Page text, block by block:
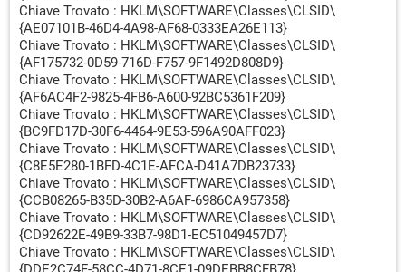
Chiave Trovato : HKLM\SOFTWARE\Classes\CLSID\
{AE07101B-46D4-4A98-AF68-0333EA26E113}
Chiave Trovato : HKLM\SOFTWARE\Classes\CLSID\
{AF175732-0D59-716D-F757-9F1492D808D9}
Chiave Trovato : HKLM\SOFTWARE\Classes\CLSID\
{AF6AC4F2-9825-4FB6-A600-92BC5361F209}
Chiave Trovato : HKLM\SOFTWARE\Classes\CLSID\
{BC9FD17D-30F6-4464-9E53-596A90AFF023}
Chiave Trovato : HKLM\SOFTWARE\Classes\CLSID\
{C8E5E280-1BFD-4C1E-AFCA-D41A7DB23733}
Chiave Trovato : HKLM\SOFTWARE\Classes\CLSID\
{CCB08265-B35D-30B2-A6AF-6986CA957358}
Chiave Trovato : HKLM\SOFTWARE\Classes\CLSID\
{CD92622E-49B9-33B7-98D1-EC51049457D7}
Chiave Trovato : HKLM\SOFTWARE\Classes\CLSID\